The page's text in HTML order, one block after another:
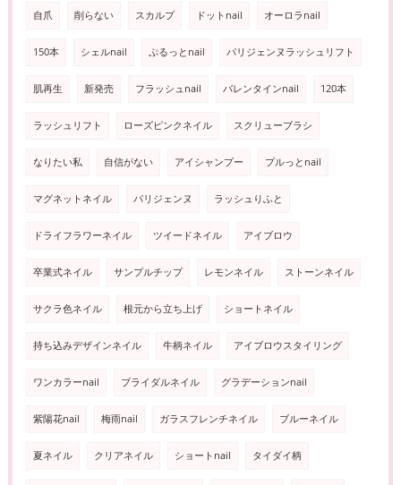
自爪 削らない スカルプ ドットnail オーロラnail
150本 シェルnail ぷるっとnail パリジェンヌラッシュリフト
肌再生 新発売 フラッシュnail バレンタインnail 120本
ラッシュリフト ローズピンクネイル スクリューブラシ
なりたい私 自信がない アイシャンプー プルっとnail
マグネットネイル パリジェンヌ ラッシュりふと
ドライフラワーネイル ツイードネイル アイブロウ
卒業式ネイル サンプルチップ レモンネイル ストーンネイル
サクラ色ネイル 根元から立ち上げ ショートネイル
持ち込みデザインネイル 牛柄ネイル アイブロウスタイリング
ワンカラーnail ブライダルネイル グラデーションnail
紫陽花nail 梅雨nail ガラスフレンチネイル ブルーネイル
夏ネイル クリアネイル ショートnail タイダイ柄